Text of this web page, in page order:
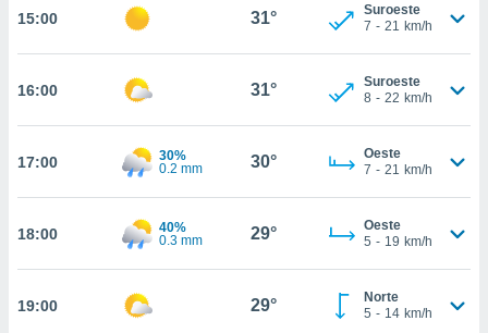
seguir
la
todas
nuestros
análisis
CONTINUAR
15:00 31°
Suroeste
7 - 21 km/h
16:00 31°
Suroeste
8 - 22 km/h
17:00
30%
0.2 mm
30°
Oeste
7 - 21 km/h
18:00
40%
0.3 mm
29°
Oeste
5 - 19 km/h
19:00 29°
Norte
5 - 14 km/h